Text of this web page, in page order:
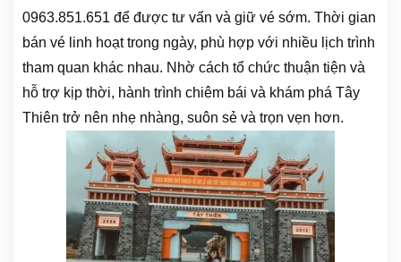
0963.851.651 để được tư vấn và giữ vé sớm. Thời gian
bán vé linh hoạt trong ngày, phù hợp với nhiều lịch trình
tham quan khác nhau. Nhờ cách tổ chức thuận tiện và
hỗ trợ kịp thời, hành trình chiêm bái và khám phá Tây
Thiên trở nên nhẹ nhàng, suôn sẻ và trọn vẹn hơn.